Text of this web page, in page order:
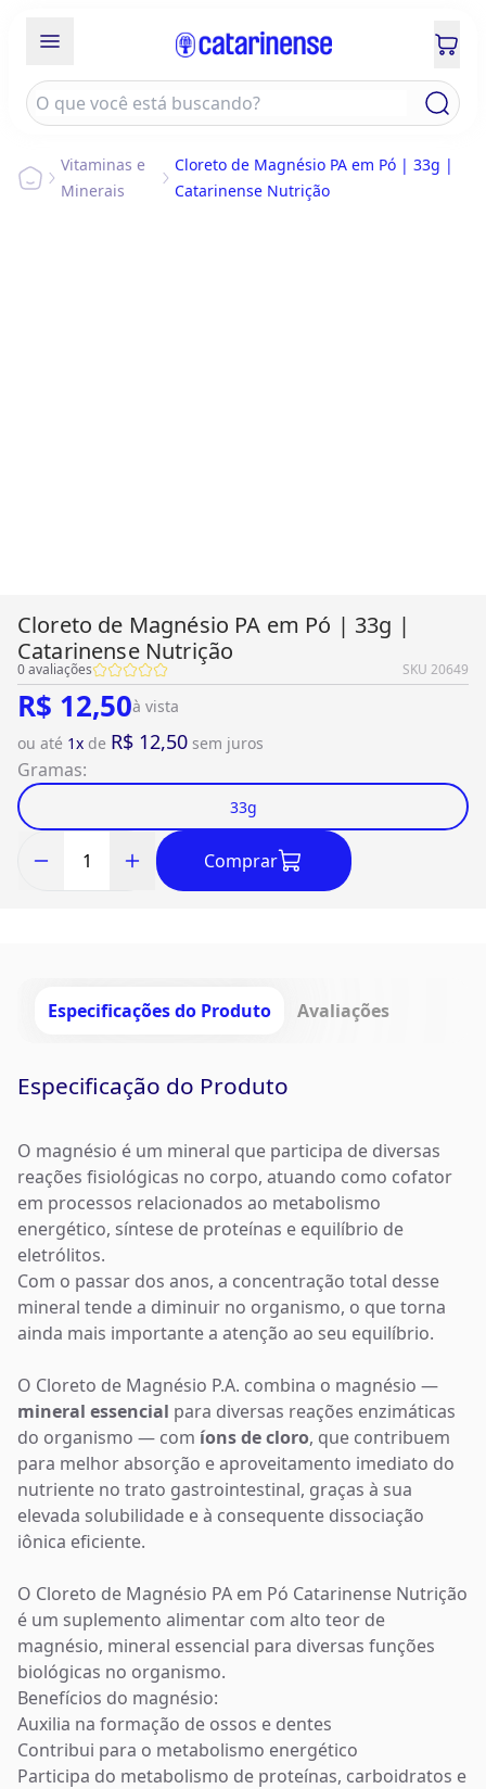
Vitaminas e
Minerais
Cloreto de Magnésio PA em Pó | 33g |
Catarinense Nutrição
Cloreto de Magnésio PA em Pó | 33g |
Catarinense Nutrição
0avaliações SKU 20649
R$ 12,50à vista
ou até 1x de R$ 12,50 sem juros
Gramas:
33g
Comprar
Especificações do Produto Avaliações
Especificação do Produto
O magnésio é um mineral que participa de diversas
reações fisiológicas no corpo, atuando como cofator
em processos relacionados ao metabolismo
energético, síntese de proteínas e equilíbrio de
eletrólitos.
Com o passar dos anos, a concentração total desse
mineral tende a diminuir no organismo, o que torna
ainda mais importante a atenção ao seu equilíbrio.
O Cloreto de Magnésio P.A. combina o magnésio —
mineral essencial para diversas reações enzimáticas
do organismo — com íons de cloro, que contribuem
para melhor absorção e aproveitamento imediato do
nutriente no trato gastrointestinal, graças à sua
elevada solubilidade e à consequente dissociação
iônica eficiente.
O Cloreto de Magnésio PA em Pó Catarinense Nutrição
é um suplemento alimentar com alto teor de
magnésio, mineral essencial para diversas funções
biológicas no organismo.
Benefícios do magnésio:
Auxilia na formação de ossos e dentes
Contribui para o metabolismo energético
Participa do metabolismo de proteínas, carboidratos e